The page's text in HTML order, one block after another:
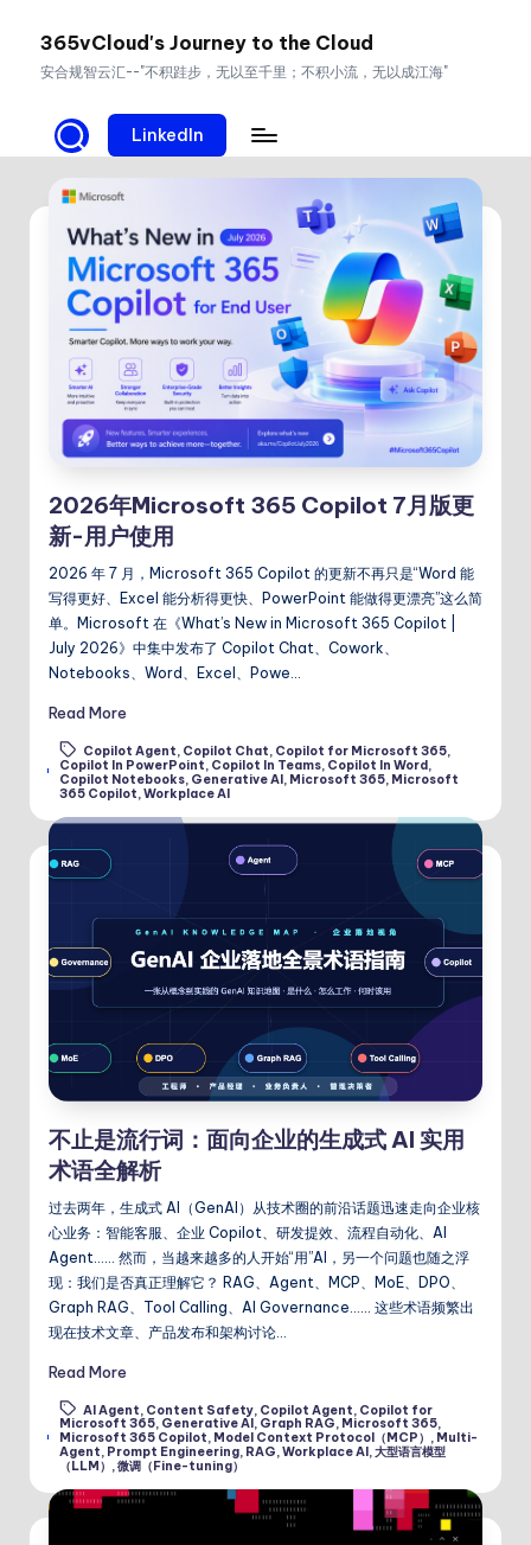
365vCloud's Journey to the Cloud
安合规智云汇--"不积跬步，无以至千里；不积小流，无以成江海"
LinkedIn
2026年Microsoft 365 Copilot 7月版更
新-用户使用
2026 年 7 月，Microsoft 365 Copilot 的更新不再只是“Word 能
写得更好、Excel 能分析得更快、PowerPoint 能做得更漂亮”这么简
单。Microsoft 在《What’s New in Microsoft 365 Copilot |
July 2026》中集中发布了 Copilot Chat、Cowork、
Notebooks、Word、Excel、Powe…
Read More
Tags:
Copilot Agent Copilot Chat Copilot for Microsoft 365
Copilot In PowerPoint Copilot In Teams Copilot In Word
Copilot Notebooks Generative AI Microsoft 365 Microsoft
365 Copilot ,Workplace AI
不止是流行词：面向企业的生成式 AI 实用
术语全解析
过去两年，生成式 AI（GenAI）从技术圈的前沿话题迅速走向企业核
心业务：智能客服、企业 Copilot、研发提效、流程自动化、AI
Agent…… 然而，当越来越多的人开始“用”AI，另一个问题也随之浮
现：我们是否真正理解它？ RAG、Agent、MCP、MoE、DPO、
Graph RAG、Tool Calling、AI Governance…… 这些术语频繁出
现在技术文章、产品发布和架构讨论…
Read More
Tags:
AI Agent Content Safety Copilot Agent Copilot for
Microsoft 365, Generative AI , Graph RAG, Microsoft 365,
Microsoft 365 Copilot, Model Context Protocol（MCP） , Multi-
Agent, Prompt Engineering, RAG,Workplace AI ,大型语言模型
（LLM） ,微调（Fine-tuning）